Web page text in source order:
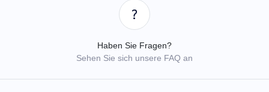
Haben Sie Fragen?
Sehen Sie sich unsere FAQ an